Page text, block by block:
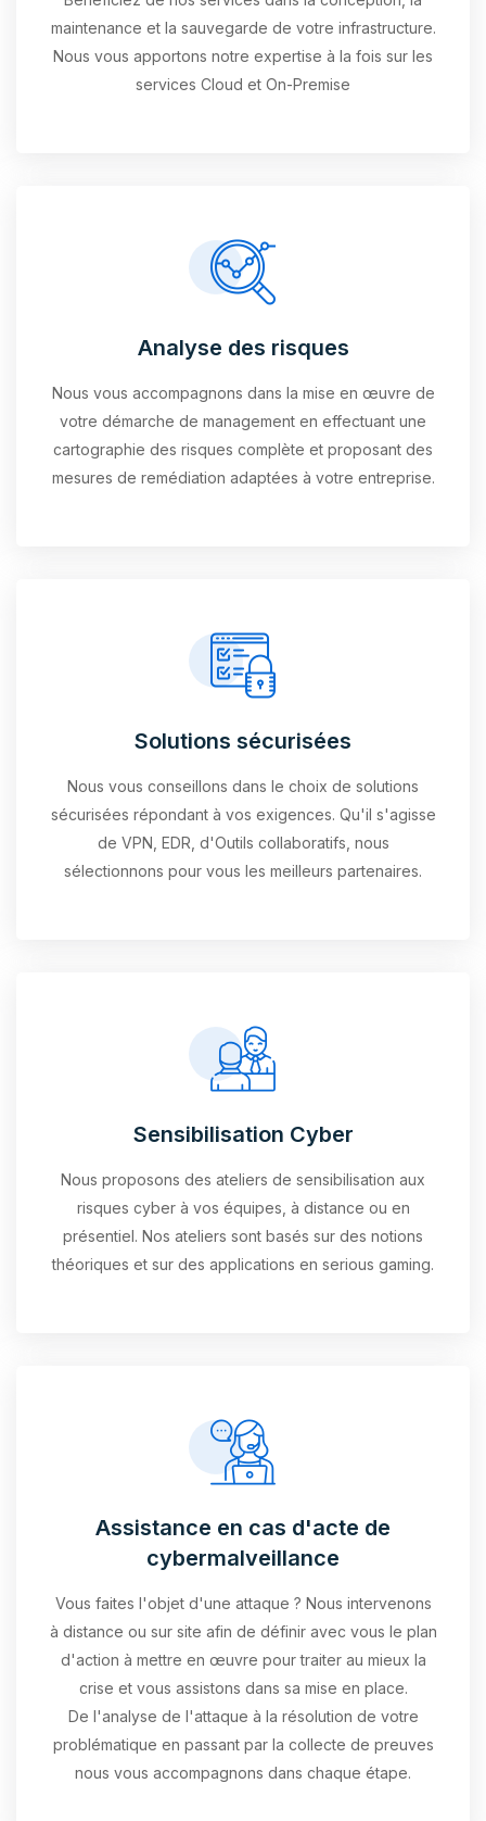
maintenance et la sauvegarde de votre infrastructure.
Nous vous apportons notre expertise à la fois sur les
services Cloud et On-Premise
Analyse des risques
Nous vous accompagnons dans la mise en œuvre de
votre démarche de management en effectuant une
cartographie des risques complète et proposant des
mesures de remédiation adaptées à votre entreprise.
Solutions sécurisées
Nous vous conseillons dans le choix de solutions
sécurisées répondant à vos exigences. Qu'il s'agisse
de VPN, EDR, d'Outils collaboratifs, nous
sélectionnons pour vous les meilleurs partenaires.
Sensibilisation Cyber
Nous proposons des ateliers de sensibilisation aux
risques cyber à vos équipes, à distance ou en
présentiel. Nos ateliers sont basés sur des notions
théoriques et sur des applications en serious gaming.
Assistance en cas d'acte de
cybermalveillance
Vous faites l'objet d'une attaque ? Nous intervenons
à distance ou sur site afin de définir avec vous le plan
d'action à mettre en œuvre pour traiter au mieux la
crise et vous assistons dans sa mise en place.
De l'analyse de l'attaque à la résolution de votre
problématique en passant par la collecte de preuves
nous vous accompagnons dans chaque étape.